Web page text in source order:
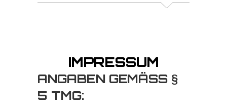
IMPRESSUM
ANGABEN GEMÄSS § 5
TMG: